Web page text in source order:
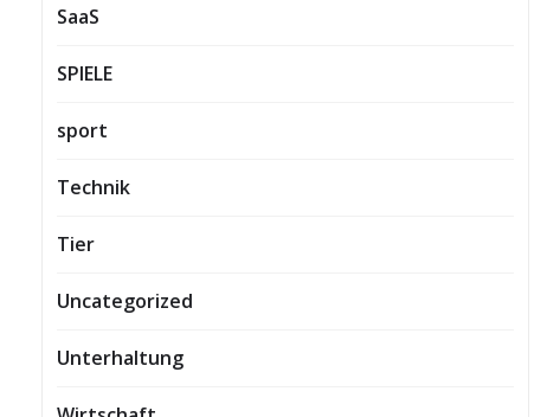
SaaS
SPIELE
sport
Technik
Tier
Uncategorized
Unterhaltung